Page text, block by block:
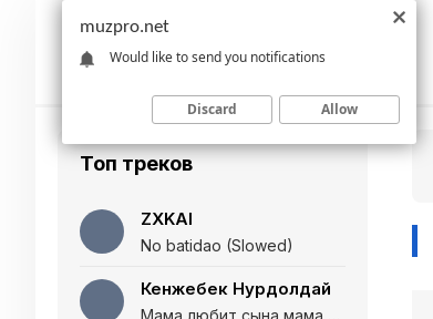
Топ треков
ZXKAI
No batidao (Slowed)
Кенжебек Нурдолдай
Мама любит сына мама любит дочь (Полная версия)
muzpro.net
Would like to send you notifications
Discard Allow